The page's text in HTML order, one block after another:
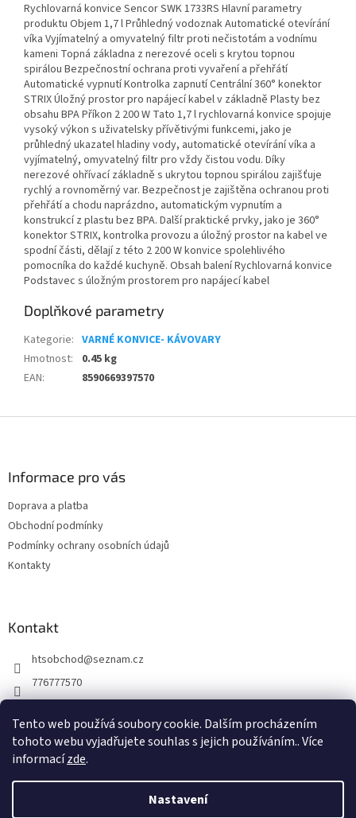
Tento web používá soubory cookie. Dalším procházením
tohoto webu vyjadřujete souhlas s jejich používáním.. Více
informacízde.
Nastavení
Rychlovarná konvice Sencor SWK 1733RS Hlavní parametry
produktu Objem 1,7 l Průhledný vodoznak Automatické otevírání
víka Vyjímatelný a omyvatelný filtr proti nečistotám a vodnímu
kameni Topná základna z nerezové oceli s krytou topnou
spirálou Bezpečnostní ochrana proti vyvaření a přehřátí
Automatické vypnutí Kontrolka zapnutí Centrální 360° konektor
STRIX Úložný prostor pro napájecí kabel v základně Plasty bez
obsahu BPA Příkon 2 200 W Tato 1,7 l rychlovarná konvice spojuje
vysoký výkon s uživatelsky přívětivými funkcemi, jako je
průhledný ukazatel hladiny vody, automatické otevírání víka a
vyjímatelný, omyvatelný filtr pro vždy čistou vodu. Díky
nerezové ohřívací základně s ukrytou topnou spirálou zajišťuje
rychlý a rovnoměrný var. Bezpečnost je zajištěna ochranou proti
přehřátí a chodu naprázdno, automatickým vypnutím a
konstrukcí z plastu bez BPA. Další praktické prvky, jako je 360°
konektor STRIX, kontrolka provozu a úložný prostor na kabel ve
spodní části, dělají z této 2 200 W konvice spolehlivého
pomocníka do každé kuchyně. Obsah balení Rychlovarná konvice
Podstavec s úložným prostorem pro napájecí kabel
Doplňkové parametry
Kategorie: VARNÉ KONVICE- KÁVOVARY
Hmotnost:
0.45 kg
EAN: 8590669397570
Informace pro vás
Doprava a platba
Obchodní podmínky
Podmínky ochrany osobních údajů
Kontakty
Kontakt
htsobchod@seznam.cz
776777570
https://www.facebook.com/Elektro-Vr%C5%A1ovick%C3%A1-229
214624677338
Vytvořil Shoptet